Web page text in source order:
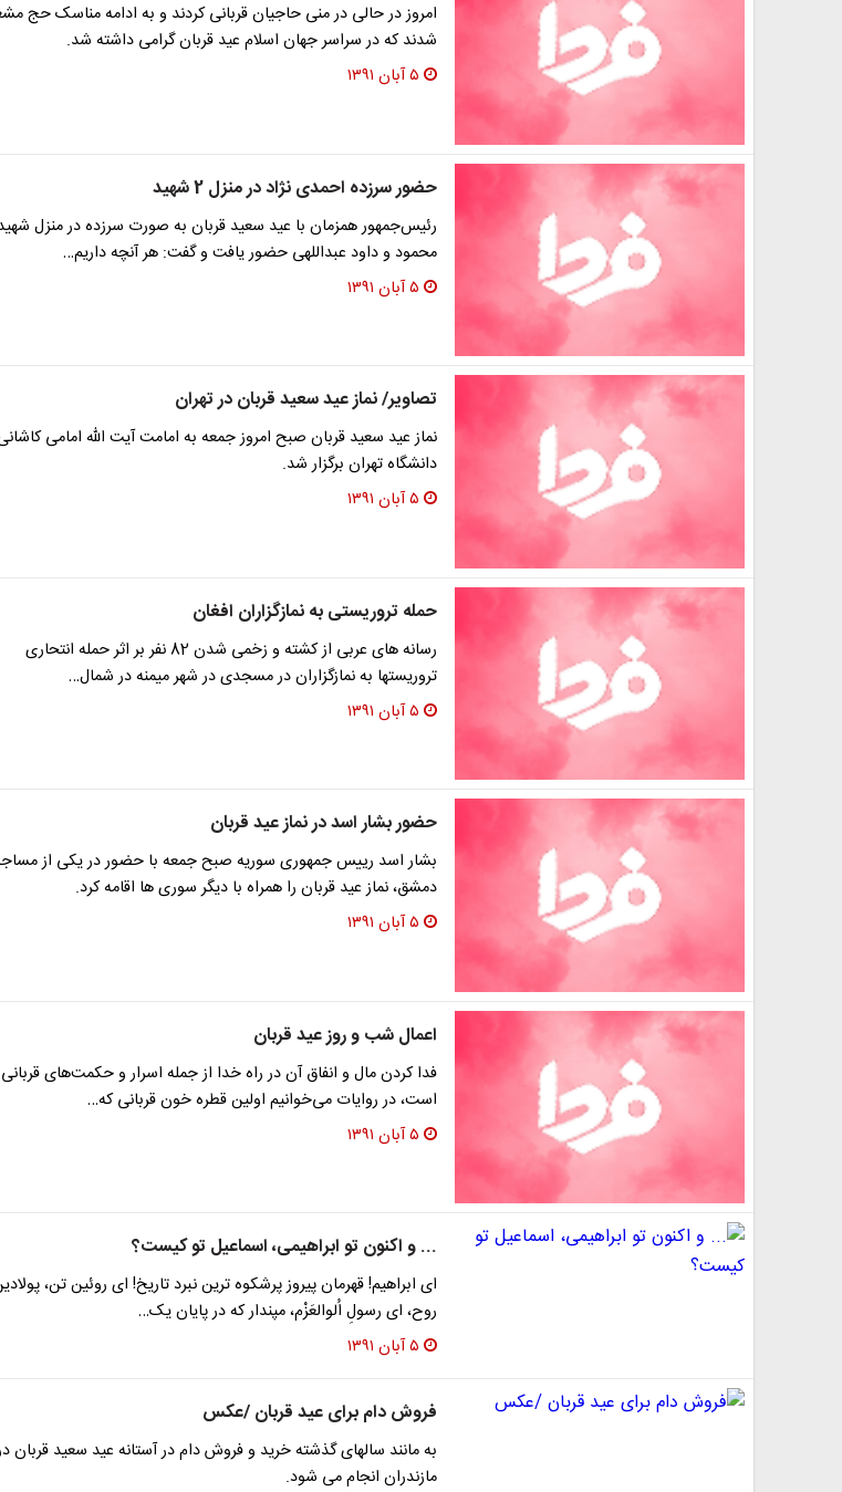
امروز در حالی در منی حاجیان قربانی کردند و به ادامه مناسک حج
شدند که در سراسر جهان اسلام عید قربان گرامی داشته شد.
۵ آبان ۱۳۹۱
حضور سرزده احمدی نژاد در منزل 2 شهید
رئیس‌جمهور همزمان با عید سعید قربان به صورت سرزده در منزل
محمود و داود عبداللهی حضور یافت و گفت: هر آنچه داریم…
۵ آبان ۱۳۹۱
تصاویر/ نماز عید سعید قربان در تهران
نماز عید سعید قربان صبح امروز جمعه به امامت آیت الله امامی
دانشگاه تهران برگزار شد.
۵ آبان ۱۳۹۱
حمله تروریستی به نمازگزاران افغان
رسانه های عربی از کشته و زخمی شدن 82 نفر بر اثر حمله انتحاری
تروریستها به نمازگزاران در مسجدی در شهر میمنه در شمال…
۵ آبان ۱۳۹۱
حضور بشار اسد در نماز عید قربان
بشار اسد رییس جمهوری سوریه صبح جمعه با حضور در یکی از
دمشق، نماز عید قربان را همراه با دیگر سوری ها اقامه کرد.
۵ آبان ۱۳۹۱
اعمال شب و روز عید قربان
فدا کردن مال و انفاق آن در راه خدا از جمله اسرار و حکمت‌های قربانی
است، در روایات می‌خوانیم اولین قطره خون قربانی که…
۵ آبان ۱۳۹۱
... و اکنون تو ابراهیمی، اسماعیل تو کیست؟
ای ابراهیم! قهرمان پیروز پرشکوه ترین نبرد تاریخ! ای روئین تن،
روح، ای رسولِ اُلوالعَزْم، مپندار که در پایان یک…
۵ آبان ۱۳۹۱
فروش دام برای عید قربان /عکس
به مانند سالهای گذشته خرید و فروش دام در آستانه عید سعید قربان
مازندران انجام می شود.